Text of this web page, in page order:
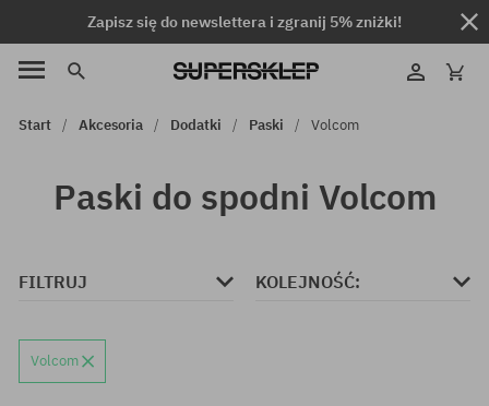
Zapisz się do newslettera i zgranij 5% zniżki!
Start Akcesoria Dodatki Paski Volcom
Paski do spodni Volcom
FILTRUJ KOLEJNOŚĆ:
Volcom